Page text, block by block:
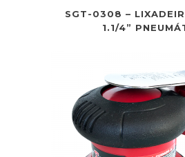
SGT-0308 –
1.1/4”